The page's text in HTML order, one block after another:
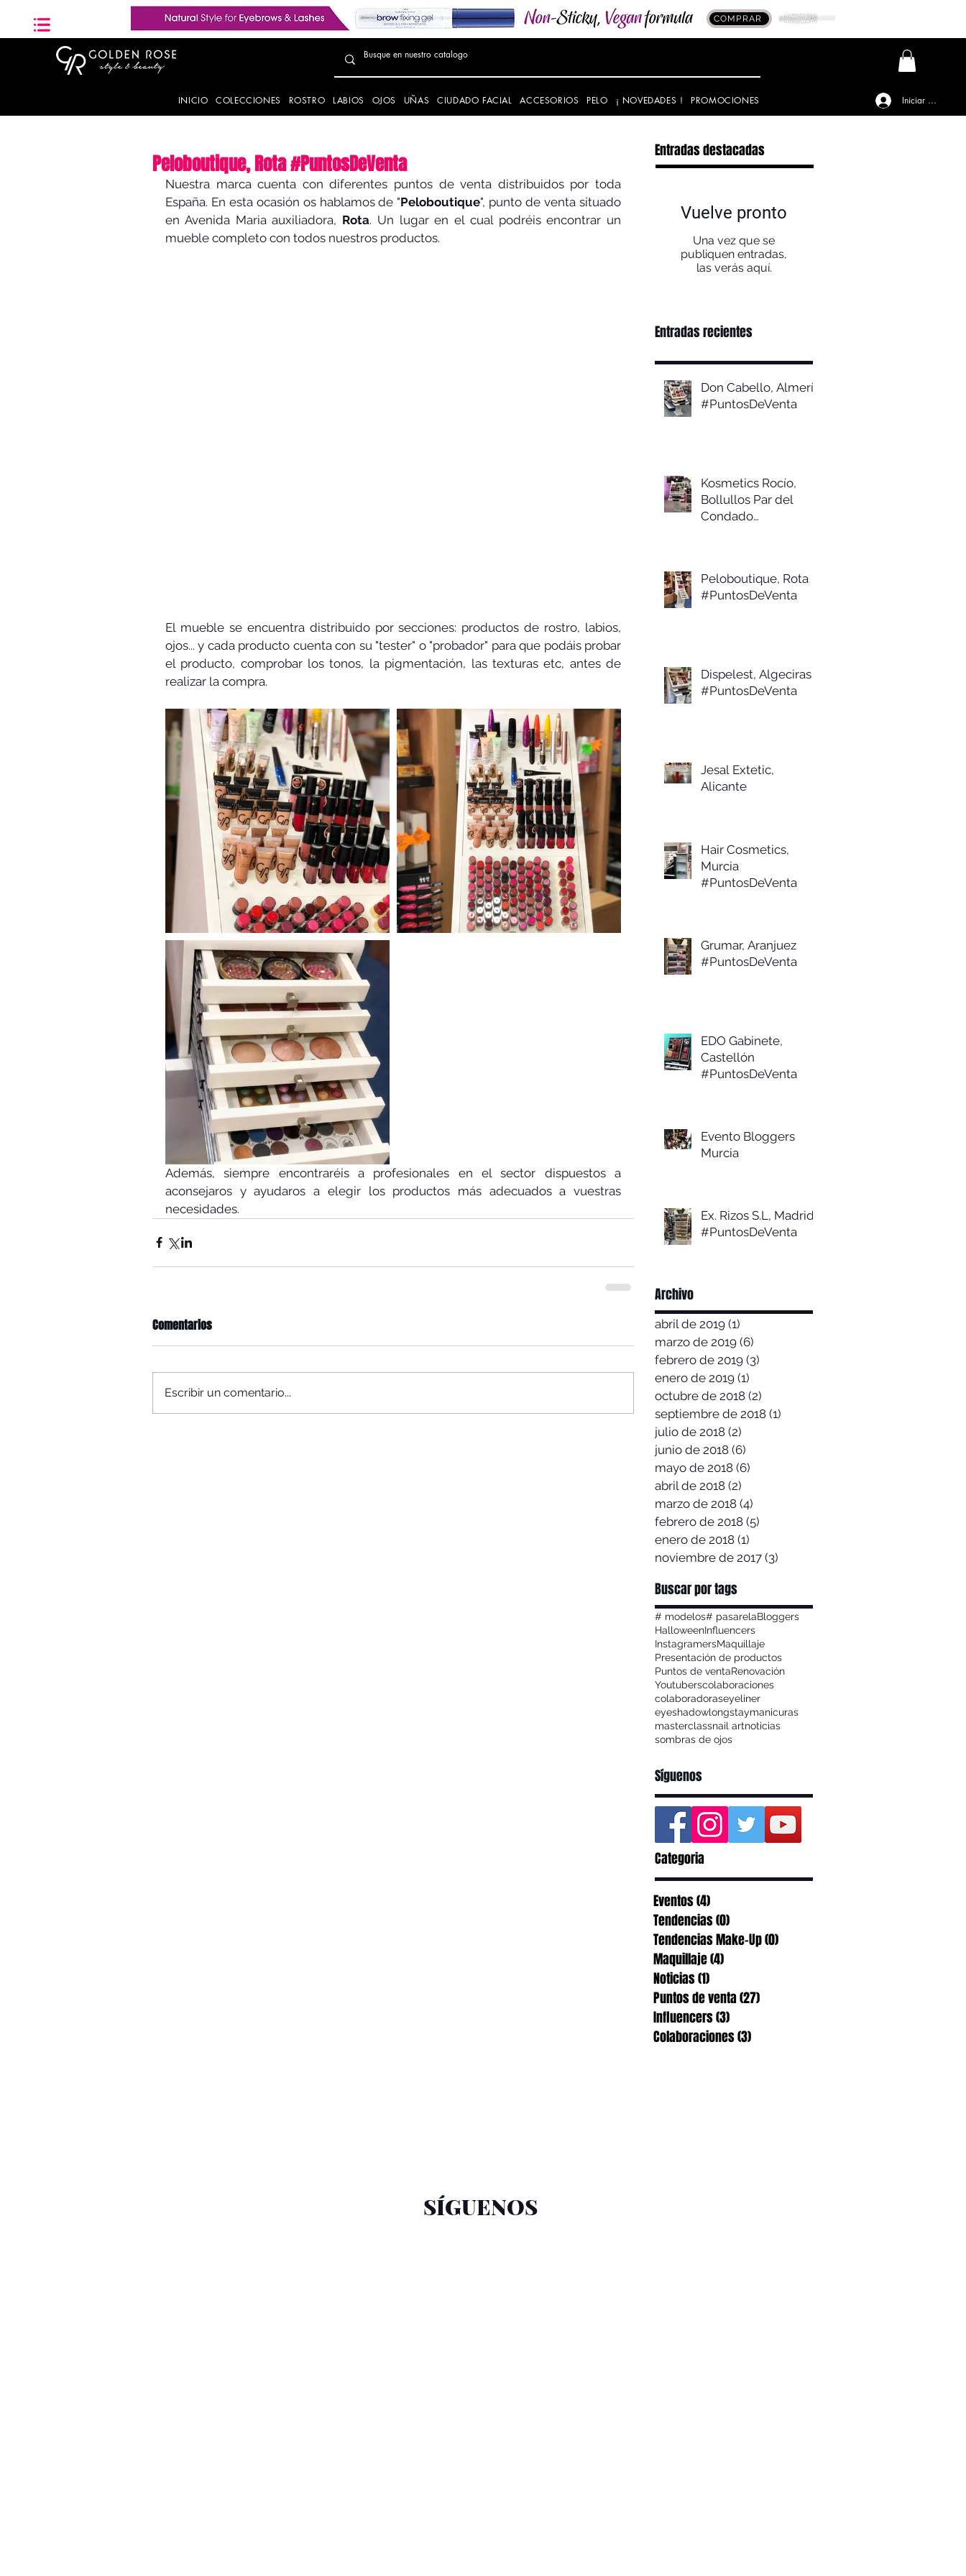
COMPRAR
INICIO COLECCIONES ROSTRO LABIOS OJOS UÑAS CIUDADO FACIAL ACCESORIOS PELO ¡ NOVEDADES ! PROMOCIONES Iniciar sesión
Peloboutique, Rota #PuntosDeVenta
Nuestra marca cuenta con diferentes puntos de venta distribuidos por toda
España. En esta ocasión os hablamos de "Peloboutique", punto de venta situado
en Avenida Maria auxiliadora, Rota. Un lugar en el cual podréis encontrar un
mueble completo con todos nuestros productos.
El mueble se encuentra distribuido por secciones: productos de rostro, labios,
ojos... y cada producto cuenta con su "tester" o "probador" para que podáis probar
el producto, comprobar los tonos, la pigmentación, las texturas etc, antes de
realizar la compra.
Además, siempre encontraréis a profesionales en el sector dispuestos a
aconsejaros y ayudaros a elegir los productos más adecuados a vuestras
necesidades.
Comentarios
Escribir un comentario...
Entradas destacadas
Vuelve pronto
Una vez que se
publiquen entradas,
las verás aquí.
Entradas recientes
Don Cabello, Almería
#PuntosDeVenta
Kosmetics Rocío,
Bollullos Par del
Condado
Peloboutique, Rota
#PuntosDeVenta
Dispelest, Algeciras
#PuntosDeVenta
Jesal Extetic,
Alicante
Hair Cosmetics,
Murcia
#PuntosDeVenta
Grumar, Aranjuez
#PuntosDeVenta
EDO Gabinete,
Castellón
#PuntosDeVenta
Evento Bloggers
Murcia
Ex. Rizos S.L, Madrid
#PuntosDeVenta
Archivo
abril de 2019 (1)
marzo de 2019 (6)
febrero de 2019 (3)
enero de 2019 (1)
octubre de 2018 (2)
septiembre de 2018 (1)
julio de 2018 (2)
junio de 2018 (6)
mayo de 2018 (6)
abril de 2018 (2)
marzo de 2018 (4)
febrero de 2018 (5)
enero de 2018 (1)
noviembre de 2017 (3)
Buscar por tags
# modelos# pasarelaBloggers
HalloweenInfluencers
InstagramersMaquillaje
Presentación de productos
Puntos de ventaRenovación
Youtuberscolaboraciones
colaboradoraseyeliner
eyeshadowlongstaymanicuras
masterclassnail artnoticias
sombras de ojos
Síguenos
Categoria
Eventos(4)
Tendencias(0)
Tendencias Make-Up(0)
Maquillaje(4)
Noticias(1)
Puntos de venta(27)
Influencers(3)
Colaboraciones(3)
SÍGUENOS